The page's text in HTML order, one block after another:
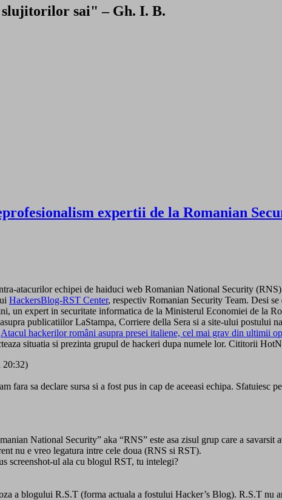
sai" – Gh. I. B.
expertii de la Romanian
atacurilor echipei de haiduci web Romanian National Security
HackersBlog-RST Center, respectiv Romanian Security Team. Desi
un expert in securitate informatica de la Ministerul Economiei de la
publicatiilor LaStampa, Corriere della Sera si a site-ului postului
Atacul hackerilor români asupra presei italiene, cel mai grav din ultimii
situatia si prezinta grupul de hackeri dupa numele lor. Cititorii
20:32)
fara sa declare sursa si a fost pus in cap de aceeasi echipa.
National Security” aka “RNS” este asa zisul grup care a
nu e vreo legatura intre cele doua (RNS si RST).
screenshot-ul ala cu blogul RST, tu intelegi?
a blogului R.S.T (forma actuala a fostului Hacker’s Blog). R.S.T nu